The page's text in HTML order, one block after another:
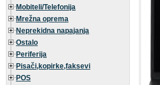
Mobiteli/Telefonija
Mrežna oprema
Neprekidna napajanja
Ostalo
Periferija
Pisači,kopirke,faksevi
POS